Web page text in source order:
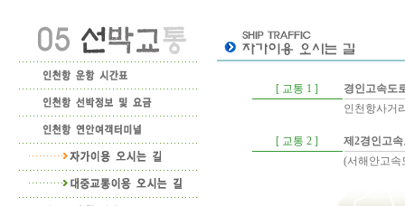
[ 교통 1 ]
경인고속도
인천항사거
[ 교통 2 ]
제2경인고
(서해안고